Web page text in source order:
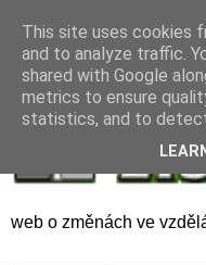
web o změnách ve
This site uses cookies
and to analyze traffic.
shared with Google
metrics to ensure
statistics, and to